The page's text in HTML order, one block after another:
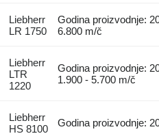
Liebherr
LR 1750
Godina proizvodnje:
6.800 m/č
Liebherr
LTR
1220
Godina proizvodnje:
1.900 - 5.700 m/č
Liebherr
HS 8100
Godina proizvodnje: